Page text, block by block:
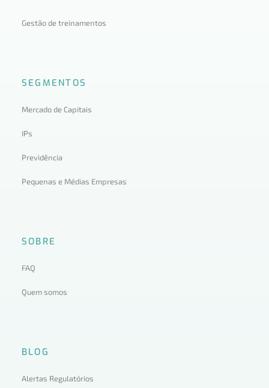
Gestão de treinamentos
SEGMENTOS
Mercado de Capitais
IPs
Previdência
Pequenas e Médias Empresas
SOBRE
FAQ
Quem somos
BLOG
Alertas Regulatórios